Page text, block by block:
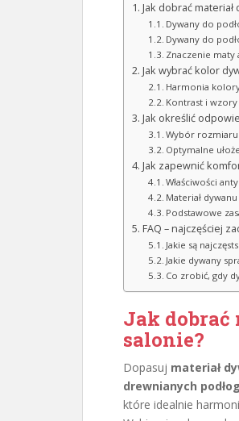
Jak dobrać
Dywany do
Dywany do
Znaczenie maty
Jak wybrać kolor
Harmonia
Kontrast i
Jak określić
Wybór
Optymalne
Jak zapewnić
Właściwości
Materiał
Podstawowe
FAQ – najczęściej
Jakie są
Jakie dywany
Co zrobić, gdy
Jak dobrać
salonie?
Dopasuj materiał
drewnianych
które idealnie